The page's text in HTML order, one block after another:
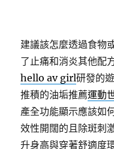
建議該怎麼透過食物
了止痛和消炎其他配
hello av girl研發的
推積的油垢推薦運動
產全功能顯示應該如
效性開闊的且除斑刺
升身高與穿著舒適度